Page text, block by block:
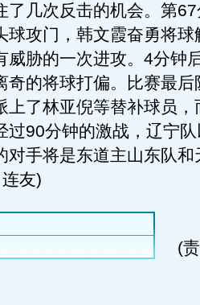
了几次反击的机会。第
球攻门，韩文霞奋勇将球
威胁的一次进攻。4分钟
奇的将球打偏。比赛最后
上了林亚倪等替补球员，
过90分钟的激战，辽宁
对手将是东道主山东队和
友)
(